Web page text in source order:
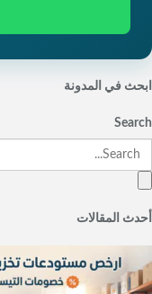
ابحث في المدونة
Search
أحدث المقالات